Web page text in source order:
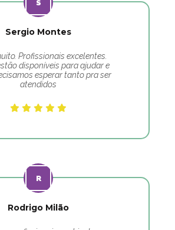
Sergio Montes
Profissionais excelentes.
disponíveis para ajudar e
esperar tanto pra ser
atendidos
Rodrigo Milão